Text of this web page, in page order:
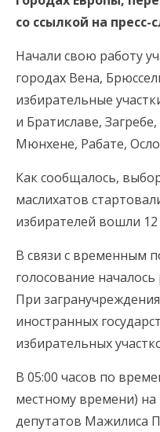
со ссылкой на
Начали свою работу
городах Вена,
избирательные
и Братиславе,
Мюнхене, Рабате,
Как сообщалось,
маслихатов
избирателей вошли
В связи с временным
голосование
При
иностранных
избирательных
В 05:00 часов по
местному времени)
депутатов Мажилиса